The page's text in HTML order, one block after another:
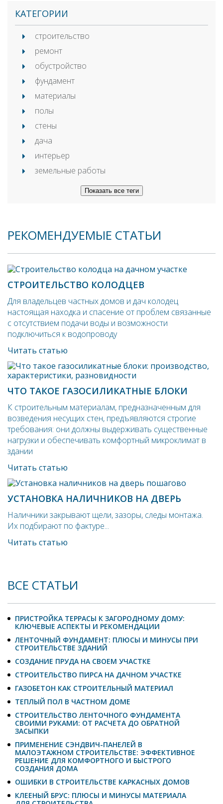
КАТЕГОРИИ
строительство
ремонт
обустройство
фундамент
материалы
полы
стены
дача
интерьер
земельные работы
Показать все теги
РЕКОМЕНДУЕМЫЕ СТАТЬИ
СТРОИТЕЛЬСТВО КОЛОДЦЕВ
Для владельцев частных домов и дач колодец
настоящая находка и спасение от проблем связанные
с отсутствием подачи воды и возможности
подключиться к водопроводу
Читать статью
ЧТО ТАКОЕ ГАЗОСИЛИКАТНЫЕ БЛОКИ
К строительным материалам, предназначенным для
возведения несущих стен, предъявляются строгие
требования: они должны выдерживать существенные
нагрузки и обеспечивать комфортный микроклимат в
здании
Читать статью
УСТАНОВКА НАЛИЧНИКОВ НА ДВЕРЬ
Наличники закрывают щели, зазоры, следы монтажа.
Их подбирают по фактуре...
Читать статью
ВСЕ СТАТЬИ
ПРИСТРОЙКА ТЕРРАСЫ К ЗАГОРОДНОМУ ДОМУ:
КЛЮЧЕВЫЕ АСПЕКТЫ И РЕКОМЕНДАЦИИ
ЛЕНТОЧНЫЙ ФУНДАМЕНТ: ПЛЮСЫ И МИНУСЫ ПРИ
СТРОИТЕЛЬСТВЕ ЗДАНИЙ
СОЗДАНИЕ ПРУДА НА СВОЕМ УЧАСТКЕ
СТРОИТЕЛЬСТВО ПИРСА НА ДАЧНОМ УЧАСТКЕ
ГАЗОБЕТОН КАК СТРОИТЕЛЬНЫЙ МАТЕРИАЛ
ТЕПЛЫЙ ПОЛ В ЧАСТНОМ ДОМЕ
СТРОИТЕЛЬСТВО ЛЕНТОЧНОГО ФУНДАМЕНТА
СВОИМИ РУКАМИ: ОТ РАСЧЕТА ДО ОБРАТНОЙ
ЗАСЫПКИ
ПРИМЕНЕНИЕ СЭНДВИЧ-ПАНЕЛЕЙ В
МАЛОЭТАЖНОМ СТРОИТЕЛЬСТВЕ: ЭФФЕКТИВНОЕ
РЕШЕНИЕ ДЛЯ КОМФОРТНОГО И БЫСТРОГО
СОЗДАНИЯ ДОМА
ОШИБКИ В СТРОИТЕЛЬСТВЕ КАРКАСНЫХ ДОМОВ
КЛЕЕНЫЙ БРУС: ПЛЮСЫ И МИНУСЫ МАТЕРИАЛА